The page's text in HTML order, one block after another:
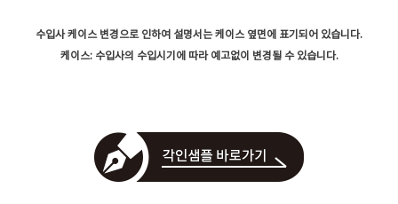
수입사 케이스 변경으로 인하여 설명서는 케이스 옆면에 표기되어 있습니다.
케이스: 수입사의 수입시기에 따라 예고없이 변경될 수 있습니다.